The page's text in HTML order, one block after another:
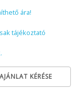
ára!
tájékoztató
KÉRÉSE